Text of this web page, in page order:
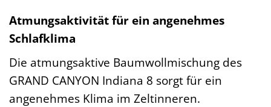
Atmungsaktivität für ein angenehmes
Schlafklima
Die atmungsaktive Baumwollmischung des
GRAND CANYON Indiana 8 sorgt für ein
angenehmes Klima im Zeltinneren.